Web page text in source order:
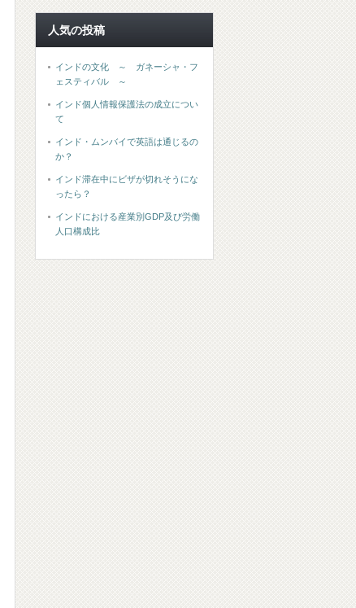
人気の投稿
インドの文化 ～ ガネーシャ・フ
ェスティバル ～
インド個人情報保護法の成立につい
て
インド・ムンバイで英語は通じるの
か？
インド滞在中にビザが切れそうにな
ったら？
インドにおける産業別GDP及び労働
人口構成比